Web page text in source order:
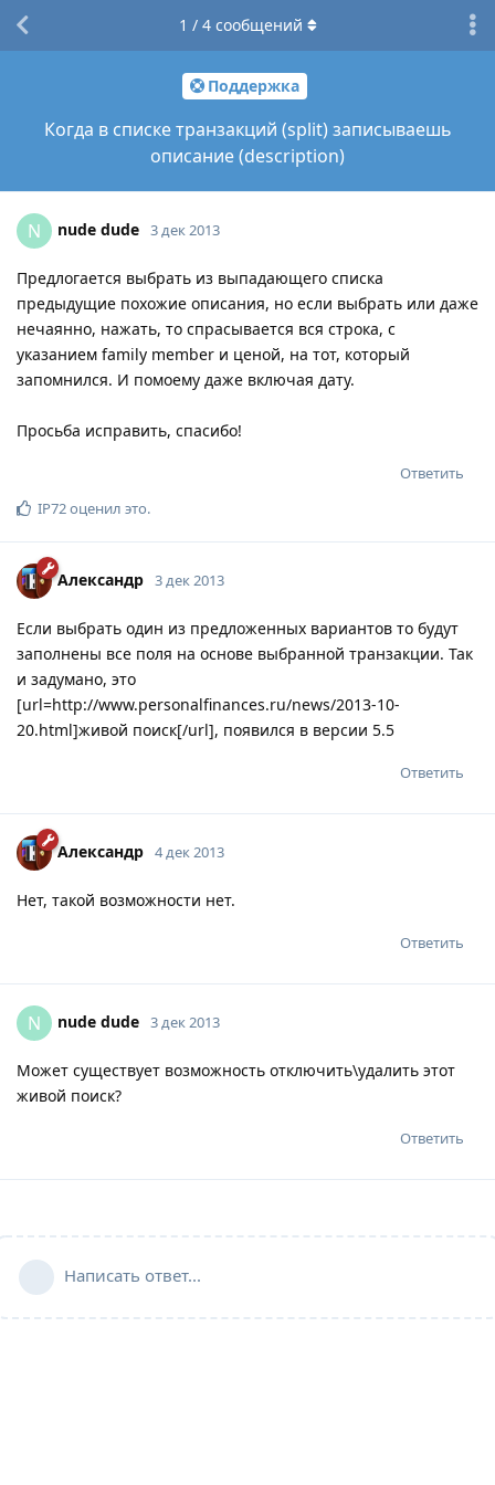
Поддержка
Когда в списке транзакций (split) записываешь
описание (description)
1 / 4сообщений
N nude dude 3 дек 2013
Предлогается выбрать из выпадающего списка
предыдущие похожие описания, но если выбрать или даже
нечаянно, нажать, то спрасывается вся строка, с
указанием family member и ценой, на тот, который
запомнился. И помоему даже включая дату.
Просьба исправить, спасибо!
Ответить
IP72оценил это.
Александр 3 дек 2013
Если выбрать один из предложенных вариантов то будут
заполнены все поля на основе выбранной транзакции. Так
и задумано, это
[url=http://www.personalfinances.ru/news/2013-10-
20.html]живой поиск[/url], появился в версии 5.5
Ответить
Александр 4 дек 2013
Нет, такой возможности нет.
Ответить
N nude dude 3 дек 2013
Может существует возможность отключить\удалить этот
живой поиск?
Ответить
Написать ответ...